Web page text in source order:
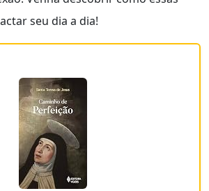
seu dia a dia!